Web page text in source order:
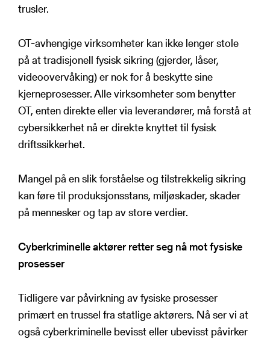
trusler.
OT-avhengige virksomheter kan ikke lenger stole
på at tradisjonell fysisk sikring (gjerder, låser,
videoovervåking) er nok for å beskytte sine
kjerneprosesser. Alle virksomheter som benytter
OT, enten direkte eller via leverandører, må forstå at
cybersikkerhet nå er direkte knyttet til fysisk
driftssikkerhet.
Mangel på en slik forståelse og tilstrekkelig sikring
kan føre til produksjonsstans, miljøskader, skader
på mennesker og tap av store verdier.
Cyberkriminelle aktører retter seg nå mot fysiske
prosesser
Tidligere var påvirkning av fysiske prosesser
primært en trussel fra statlige aktørers. Nå ser vi at
også cyberkriminelle bevisst eller ubevisst påvirker